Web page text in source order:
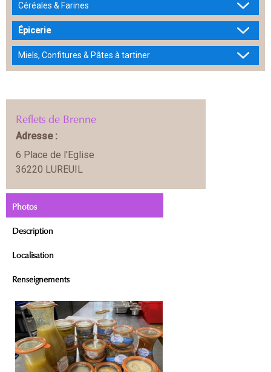
Céréales & Farines
Épicerie
Miels, Confitures & Pâtes à tartiner
Reflets de Brenne
Adresse :
6 Place de l'Eglise
36220 LUREUIL
Photos
Description
Localisation
Renseignements